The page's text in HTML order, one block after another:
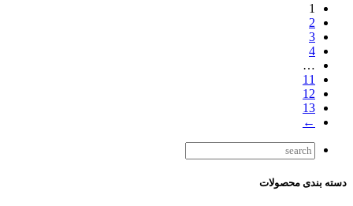
1
2
3
4
…
11
12
13
←
دسته بندی محصولات